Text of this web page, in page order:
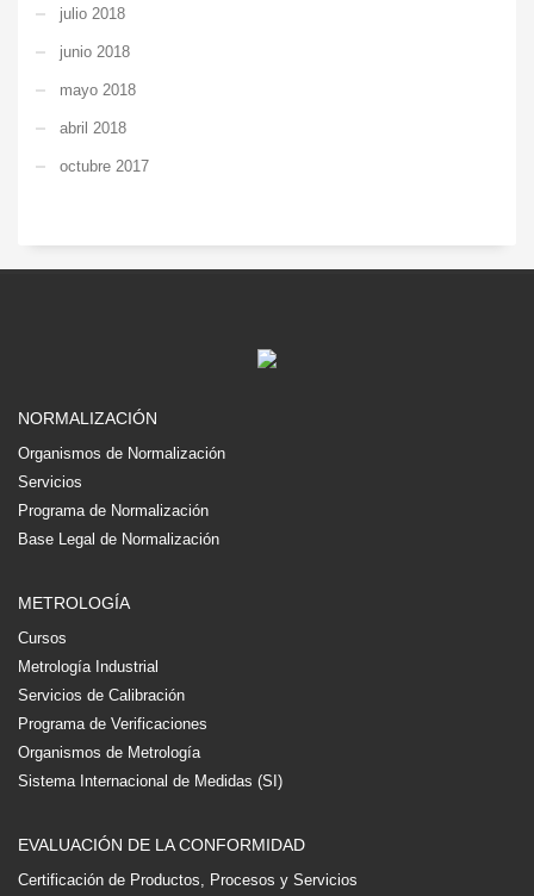
julio 2018
junio 2018
mayo 2018
abril 2018
octubre 2017
NORMALIZACIÓN
Organismos de Normalización
Servicios
Programa de Normalización
Base Legal de Normalización
METROLOGÍA
Cursos
Metrología Industrial
Servicios de Calibración
Programa de Verificaciones
Organismos de Metrología
Sistema Internacional de Medidas (SI)
EVALUACIÓN DE LA CONFORMIDAD
Certificación de Productos, Procesos y Servicios